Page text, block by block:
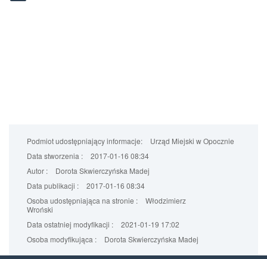
Podmiot udostępniający informacje:
Urząd Miejski w Opocznie
Data stworzenia :
2017-01-16 08:34
Autor :
Dorota Skwierczyńska Madej
Data publikacji :
2017-01-16 08:34
Osoba udostępniająca na stronie :
Włodzimierz
Wroński
Data ostatniej modyfikacji :
2021-01-19 17:02
Osoba modyfikująca :
Dorota Skwierczyńska Madej